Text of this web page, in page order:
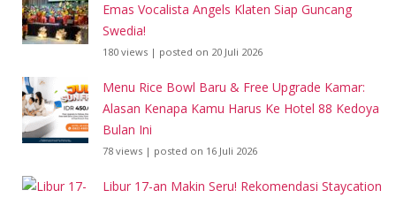
Emas Vocalista Angels Klaten Siap Guncang
Swedia!
180 views | posted on 20 Juli 2026
Menu Rice Bowl Baru & Free Upgrade Kamar:
Alasan Kenapa Kamu Harus Ke Hotel 88 Kedoya
Bulan Ini
78 views | posted on 16 Juli 2026
Libur 17-an Makin Seru! Rekomendasi Staycation